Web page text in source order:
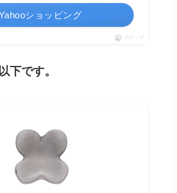
ショッピング
ポチップ
下です。